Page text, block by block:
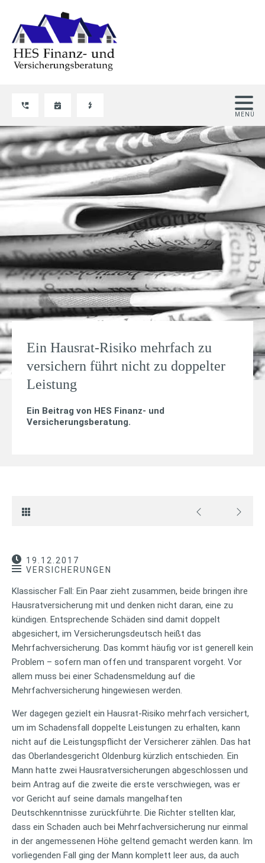
Ein Hausrat-Risiko mehrfach zu
versichern führt nicht zu doppelter
Leistung
Ein Beitrag von HES Finanz- und
Versicherungsberatung.
19.12.2017
VERSICHERUNGEN
Klassischer Fall: Ein Paar zieht zusammen, beide bringen ihre
Hausratversicherung mit und denken nicht daran, eine zu
kündigen. Entsprechende Schäden sind damit doppelt
abgesichert, im Versicherungsdeutsch heißt das
Mehrfachversicherung. Das kommt häufig vor ist generell kein
Problem – sofern man offen und transparent vorgeht. Vor
allem muss bei einer Schadensmeldung auf die
Mehrfachversicherung hingewiesen werden.
Wer dagegen gezielt ein Hausrat-Risiko mehrfach versichert,
um im Schadensfall doppelte Leistungen zu erhalten, kann
nicht auf die Leistungspflicht der Versicherer zählen. Das hat
das Oberlandesgericht Oldenburg kürzlich entschieden. Ein
Mann hatte zwei Hausratversicherungen abgeschlossen und
beim Antrag auf die zweite die erste verschwiegen, was er
vor Gericht auf seine damals mangelhaften
Deutschkenntnisse zurückführte. Die Richter stellten klar,
dass ein Schaden auch bei Mehrfachversicherung nur einmal
in der angemessenen Höhe geltend gemacht werden kann. Im
vorliegenden Fall ging der Mann komplett leer aus, da auch